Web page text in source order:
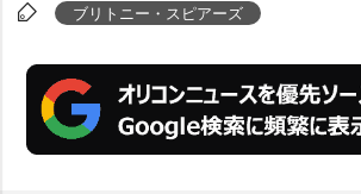
ブリトニー・スピアーズ